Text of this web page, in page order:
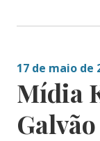
17 de maio de
Mídia
Galvão